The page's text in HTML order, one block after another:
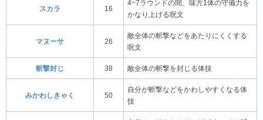
スカラ 16
4~7ラウンドの間、味方1体の守備力を
かなり上げる呪文
マヌーサ 26
敵全体の斬撃などをあたりにくくする
呪文
斬撃封じ 38 敵全体の斬撃を封じる体技
みかわしきゃく 50
自分が斬撃などをかわしやすくなる体
技